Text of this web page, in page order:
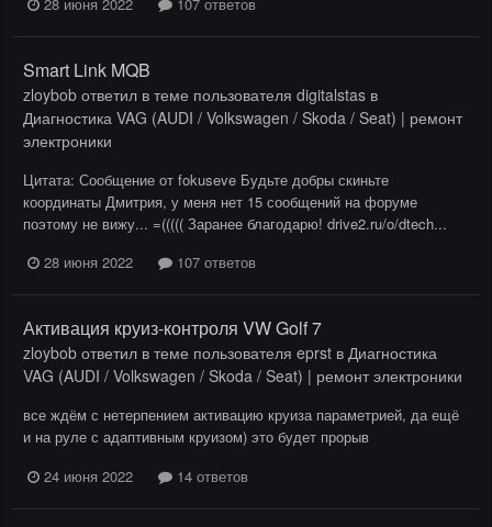
Smart Link MQB
zloybob ответил в теме пользователя digitalstas в
Диагностика VAG (AUDI / Volkswagen / Skoda / Seat) | ремонт
электроники
Цитата: Сообщение от fokuseve Будьте добры скиньте
координаты Дмитрия, у меня нет 15 сообщений на форуме
поэтому не вижу... =((((( Заранее благодарю! drive2.ru/o/dtech...
28 июня 2022
107 ответов
Активация круиз-контроля VW Golf 7
zloybob ответил в теме пользователя eprst в Диагностика
VAG (AUDI / Volkswagen / Skoda / Seat) | ремонт электроники
все ждём с нетерпением активацию круиза параметрией, да ещё
и на руле с адаптивным круизом) это будет прорыв
24 июня 2022
14 ответов